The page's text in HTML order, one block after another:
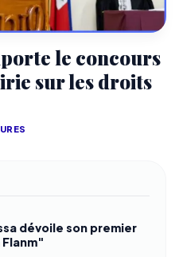
le concours
sur les droits
dévoile son premier
Flanm"